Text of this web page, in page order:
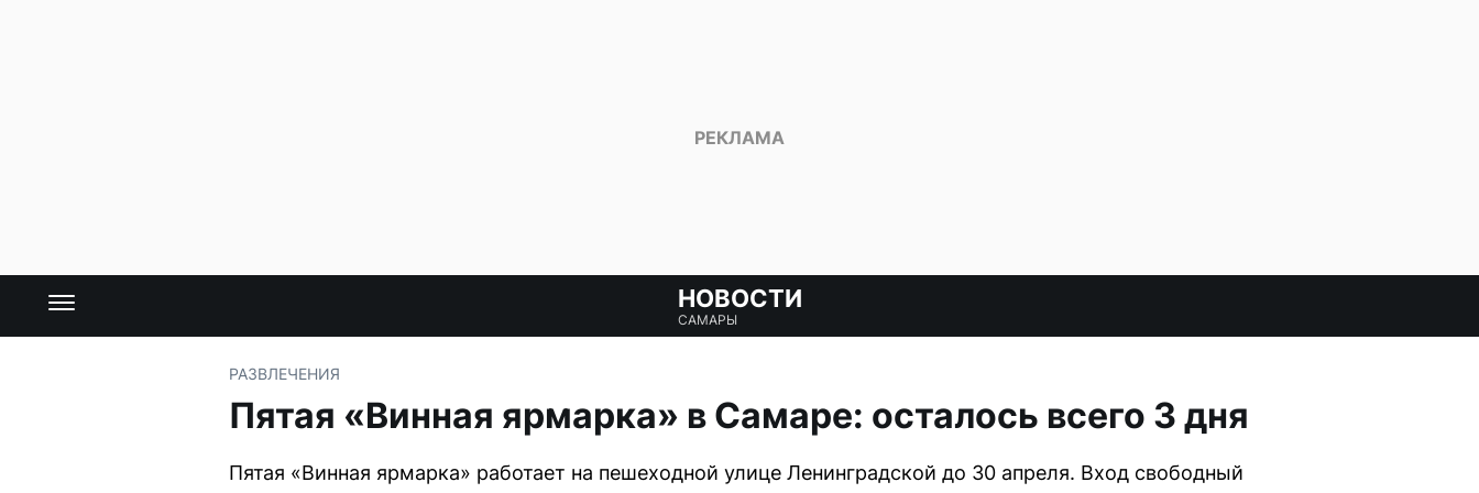
НОВОСТИ
САМАРЫ
РАЗВЛЕЧЕНИЯ
Пятая «Винная ярмарка» в Самаре: осталось всего 3 дня
Пятая «Винная ярмарка» работает на пешеходной улице Ленинградской до 30 апреля. Вход свободный